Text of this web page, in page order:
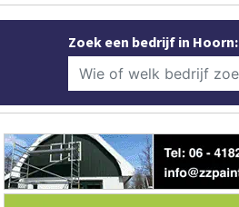
Zoek een bedrijf in Hoorn: